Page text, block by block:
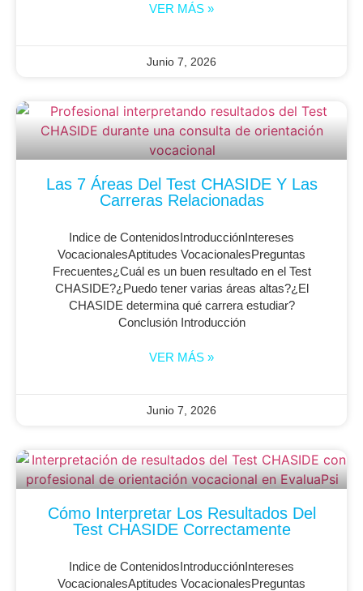
VER MÁS »
Junio 7, 2026
Las 7 Áreas Del Test CHASIDE Y Las
Carreras Relacionadas
Indice de ContenidosIntroducciónIntereses
VocacionalesAptitudes VocacionalesPreguntas
Frecuentes¿Cuál es un buen resultado en el Test
CHASIDE?¿Puedo tener varias áreas altas?¿El
CHASIDE determina qué carrera estudiar?
Conclusión Introducción
VER MÁS »
Junio 7, 2026
Cómo Interpretar Los Resultados Del
Test CHASIDE Correctamente
Indice de ContenidosIntroducciónIntereses
VocacionalesAptitudes VocacionalesPreguntas